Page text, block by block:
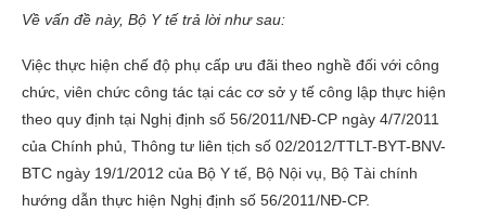
Về vấn đề này, Bộ Y tế trả lời như sau:
Việc thực hiện chế độ phụ cấp ưu đãi theo nghề đối với công
chức, viên chức công tác tại các cơ sở y tế công lập thực hiện
theo quy định tại Nghị định số 56/2011/NĐ-CP ngày 4/7/2011
của Chính phủ, Thông tư liên tịch số 02/2012/TTLT-BYT-BNV-
BTC ngày 19/1/2012 của Bộ Y tế, Bộ Nội vụ, Bộ Tài chính
hướng dẫn thực hiện Nghị định số 56/2011/NĐ-CP.